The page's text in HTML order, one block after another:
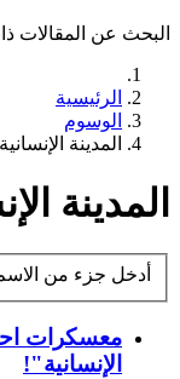
البحث عن
الرئيسية
الوسوم
المدينة الإنسانية
المدينة
أدخل جزء من
معسكرات
الإنسانية"!